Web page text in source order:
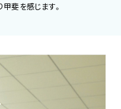
斐を感じます。